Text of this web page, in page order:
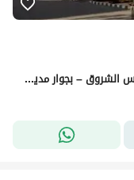
توين هاوس جاهز للسكن فورًا في كليوباترا بالاس الشروق – بجوار مدينتي